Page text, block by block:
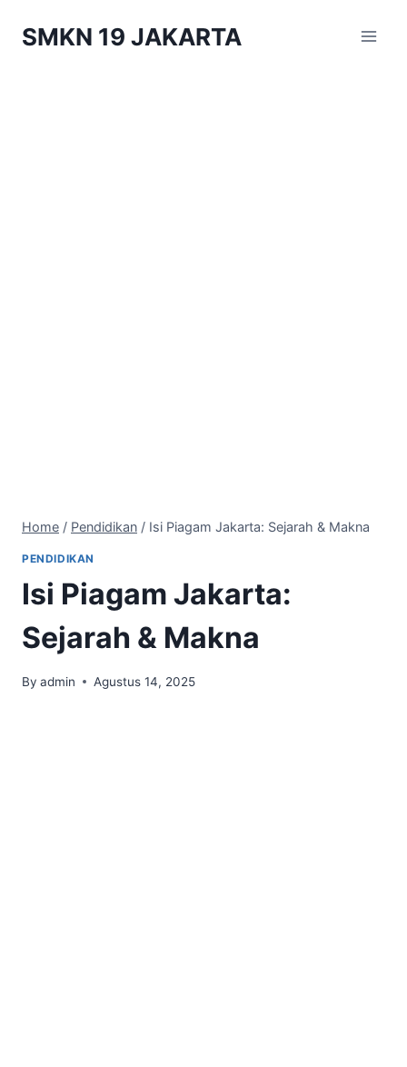
SMKN 19 JAKARTA
Home / Pendidikan / Isi Piagam Jakarta: Sejarah & Makna
PENDIDIKAN
Isi Piagam Jakarta:
Sejarah & Makna
By admin Agustus 14, 2025